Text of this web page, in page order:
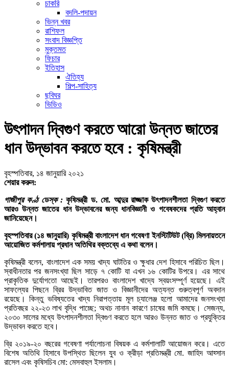
চাকরি
বদলি-পদায়ন
ভিন্ন খবর
রাশিফল
সংবাদ বিজ্ঞপ্তি
মুক্তমত
ফিচার
ইতিহাস
ঐতিহ্য
শিল্প-সাহিত্য
ছবিঘর
ভিডিও
উৎপাদন দ্বিগুণ করতে আরো উন্নত জাতের
ধান উদ্ভাবন করতে হবে : কৃষিমন্ত্রী
বৃহস্পতিবার, ১৪ জানুয়ারি ২০২১
শেয়ার করুন:
গাজীপুর কণ্ঠ ডেস্ক : কৃষিমন্ত্রী ড. মো. আব্দুর রাজ্জাক উৎপাদনশীলতা দ্বিগুণ করতে
আরও উন্নত জাতের ধান উদ্ভাবনের জন্য ধানবিজ্ঞানী ও গবেষকদের প্রতি আহ্বান
জানিয়েছেন।
বৃহস্পতিবার (১৪ জানুয়ারি) কৃষিমন্ত্রী বাংলাদেশ ধান গবেষণা ইনস্টিটিউট (ব্রি) মিলনায়তনে
আয়োজিত কর্মশালায় প্রধান অতিথির বক্তব্যে এ কথা বলেন।
কৃষিমন্ত্রী বলেন, বাংলাদেশ এক সময় খাদ্য ঘাটতির ও ক্ষুধার দেশ হিসাবে পরিচিত ছিল।
স্বাধীনতার পর জনসংখ্যা ছিল সাড়ে ৭ কোটি যা এখন ১৬ কোটির উপরে। এর সাথে
প্রাকৃতিক দুর্যোগতো আছেই। তারপরও বাংলাদেশ খাদ্যে স্বয়ংসম্পূর্ণ হয়েছে। এই
সাফল্যের পিছনে ব্রির উদ্ভাবিত জাত ও বিজ্ঞানীদের অত্যন্ত গুরুত্বপূর্ণ অবদান
রয়েছে। কিন্তু ভবিষ্যতের খাদ্য নিরাপত্তায় মূল চ্যালেঞ্জ হলো আমাদের জনসংখ্যা
প্রতিবছর ২২-২৩ লাখ বৃদ্ধি পাচ্ছে; অথচ নানান কারণে চাষের জমি কমছে। সেজন্য,
২০৩০ সালের মধ্যে উৎপাদনশীলতা দ্বিগুণ করতে হলে আরও উন্নত জাত ও প্রযুক্তির
উদ্ভাবন করতে হবে।
ব্রি ২০১৯-২০ বছরের গবেষণা পর্যালোচনা বিষয়ক এ কর্মশালাটি আয়োজন করে। এতে
বিশেষ অতিথি হিসাবে উপস্থিত ছিলেন যুব ও ক্রীড়া প্রতিমন্ত্রী মো. জাহিদ আহ্সান
রাসেল এবং কৃষিসচিব মো: মেসবাহুল ইসলাম।